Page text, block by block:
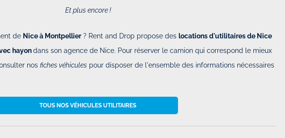
Et plus encore !
de Nice à Montpellier? Rent and Drop propose des locations d'utilitaires de Nice
hayondans son agence de Nice. Pour réserver le camion qui correspond le mieux
nos fiches véhicules pour disposer de l'ensemble des informations nécessaires
TOUS NOS VÉHICULES UTILITAIRES